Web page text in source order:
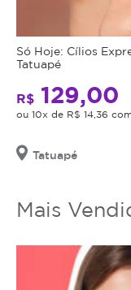
mais
utilizar
serviço
ou
o
Só Hoje: Cílios
Tatuapé
R$ 129,00
ou 10x de R$ 14,36
Tatuapé
Mais